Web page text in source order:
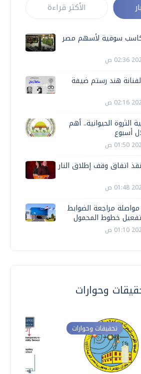
الأكثر قراءة
مكاسب سوقية لأسهم مصر
هند رستم ضيفة
الثروة الحيوانية.. أهم
أسبوع
اتفاق وقف إطلاق النار
مراجعة الضوابط
خطوط المحمول
وحوارات
تحقيقات وحوارات